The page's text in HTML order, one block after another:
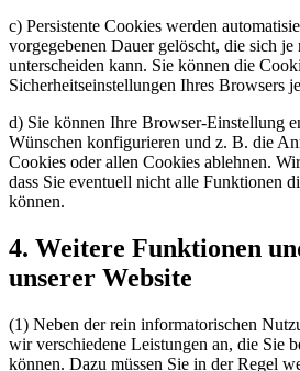
c) Persistente Cookies werden
vorgegebenen Dauer gelöscht, die sich je
unterscheiden kann. Sie können die
Sicherheitseinstellungen Ihres Browsers
d) Sie können Ihre Browser-Einstellung
Wünschen konfigurieren und z. B. die
Cookies oder allen Cookies ablehnen.
dass Sie eventuell nicht alle Funktionen
können.
4. Weitere Funktionen
unserer Website
(1) Neben der rein informatorischen
wir verschiedene Leistungen an, die Sie
können. Dazu müssen Sie in der Regel